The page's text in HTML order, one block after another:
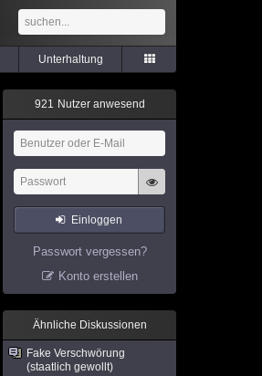
Unterhaltung
921 Nutzer anwesend
Einloggen
Passwort vergessen?
Konto erstellen
Ähnliche Diskussionen
Fake Verschwörung
(staatlich gewollt)